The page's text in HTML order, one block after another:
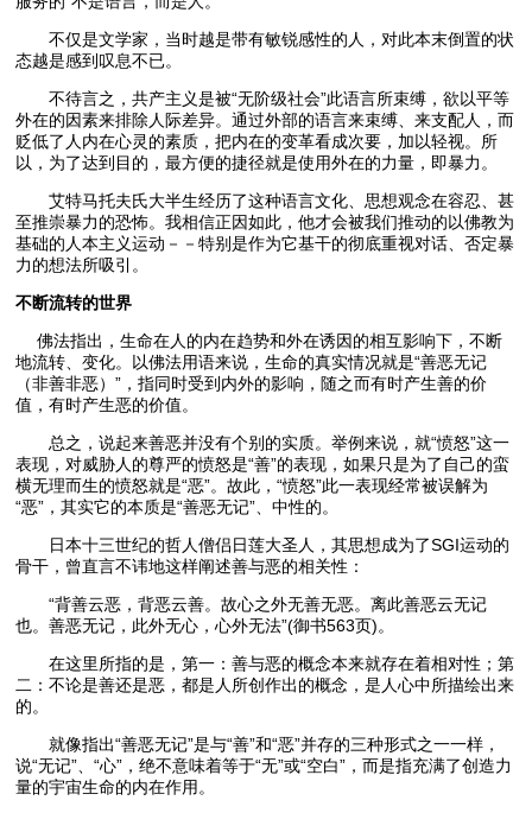
不仅是文学家，当时越是带有敏锐感性的人，对此本末倒置的状
态越是感到叹息不已。
不待言之，共产主义是被“无阶级社会”此语言所束缚，欲以平等
外在的因素来排除人际差异。通过外部的语言来束缚、来支配人，而
贬低了人内在心灵的素质，把内在的变革看成次要，加以轻视。所
以，为了达到目的，最方便的捷径就是使用外在的力量，即暴力。
艾特马托夫氏大半生经历了这种语言文化、思想观念在容忍、甚
至推崇暴力的恐怖。我相信正因如此，他才会被我们推动的以佛教为
基础的人本主义运动－－特别是作为它基干的彻底重视对话、否定暴
力的想法所吸引。
不断流转的世界
佛法指出，生命在人的内在趋势和外在诱因的相互影响下，不断
地流转、变化。以佛法用语来说，生命的真实情况就是“善恶无记
（非善非恶）”，指同时受到内外的影响，随之而有时产生善的价
值，有时产生恶的价值。
总之，说起来善恶并没有个别的实质。举例来说，就“愤怒”这一
表现，对威胁人的尊严的愤怒是“善”的表现，如果只是为了自己的蛮
横无理而生的愤怒就是“恶”。故此，“愤怒”此一表现经常被误解为
“恶”，其实它的本质是“善恶无记”、中性的。
日本十三世纪的哲人僧侣日莲大圣人，其思想成为了SGI运动的
骨干，曾直言不讳地这样阐述善与恶的相关性：
“背善云恶，背恶云善。故心之外无善无恶。离此善恶云无记
也。善恶无记，此外无心，心外无法”(御书563页)。
在这里所指的是，第一：善与恶的概念本来就存在着相对性；第
二：不论是善还是恶，都是人所创作出的概念，是人心中所描绘出来
的。
就像指出“善恶无记”是与“善”和“恶”并存的三种形式之一一样，
说“无记”、“心”，绝不意味着等于“无”或“空白”，而是指充满了创造力
量的宇宙生命的内在作用。